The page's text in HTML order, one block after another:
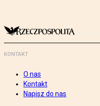
KONTAKT
O nas
Kontakt
Napisz do nas